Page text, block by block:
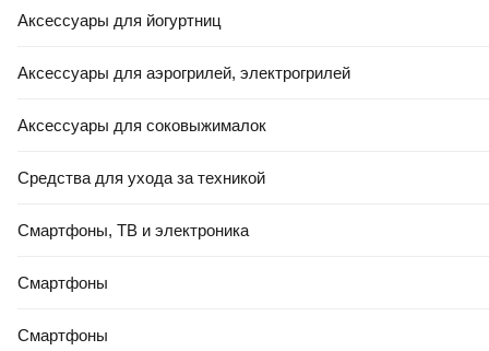
Аксессуары для йогуртниц
Аксессуары для аэрогрилей, электрогрилей
Аксессуары для соковыжималок
Средства для ухода за техникой
Смартфоны, ТВ и электроника
Смартфоны
Смартфоны